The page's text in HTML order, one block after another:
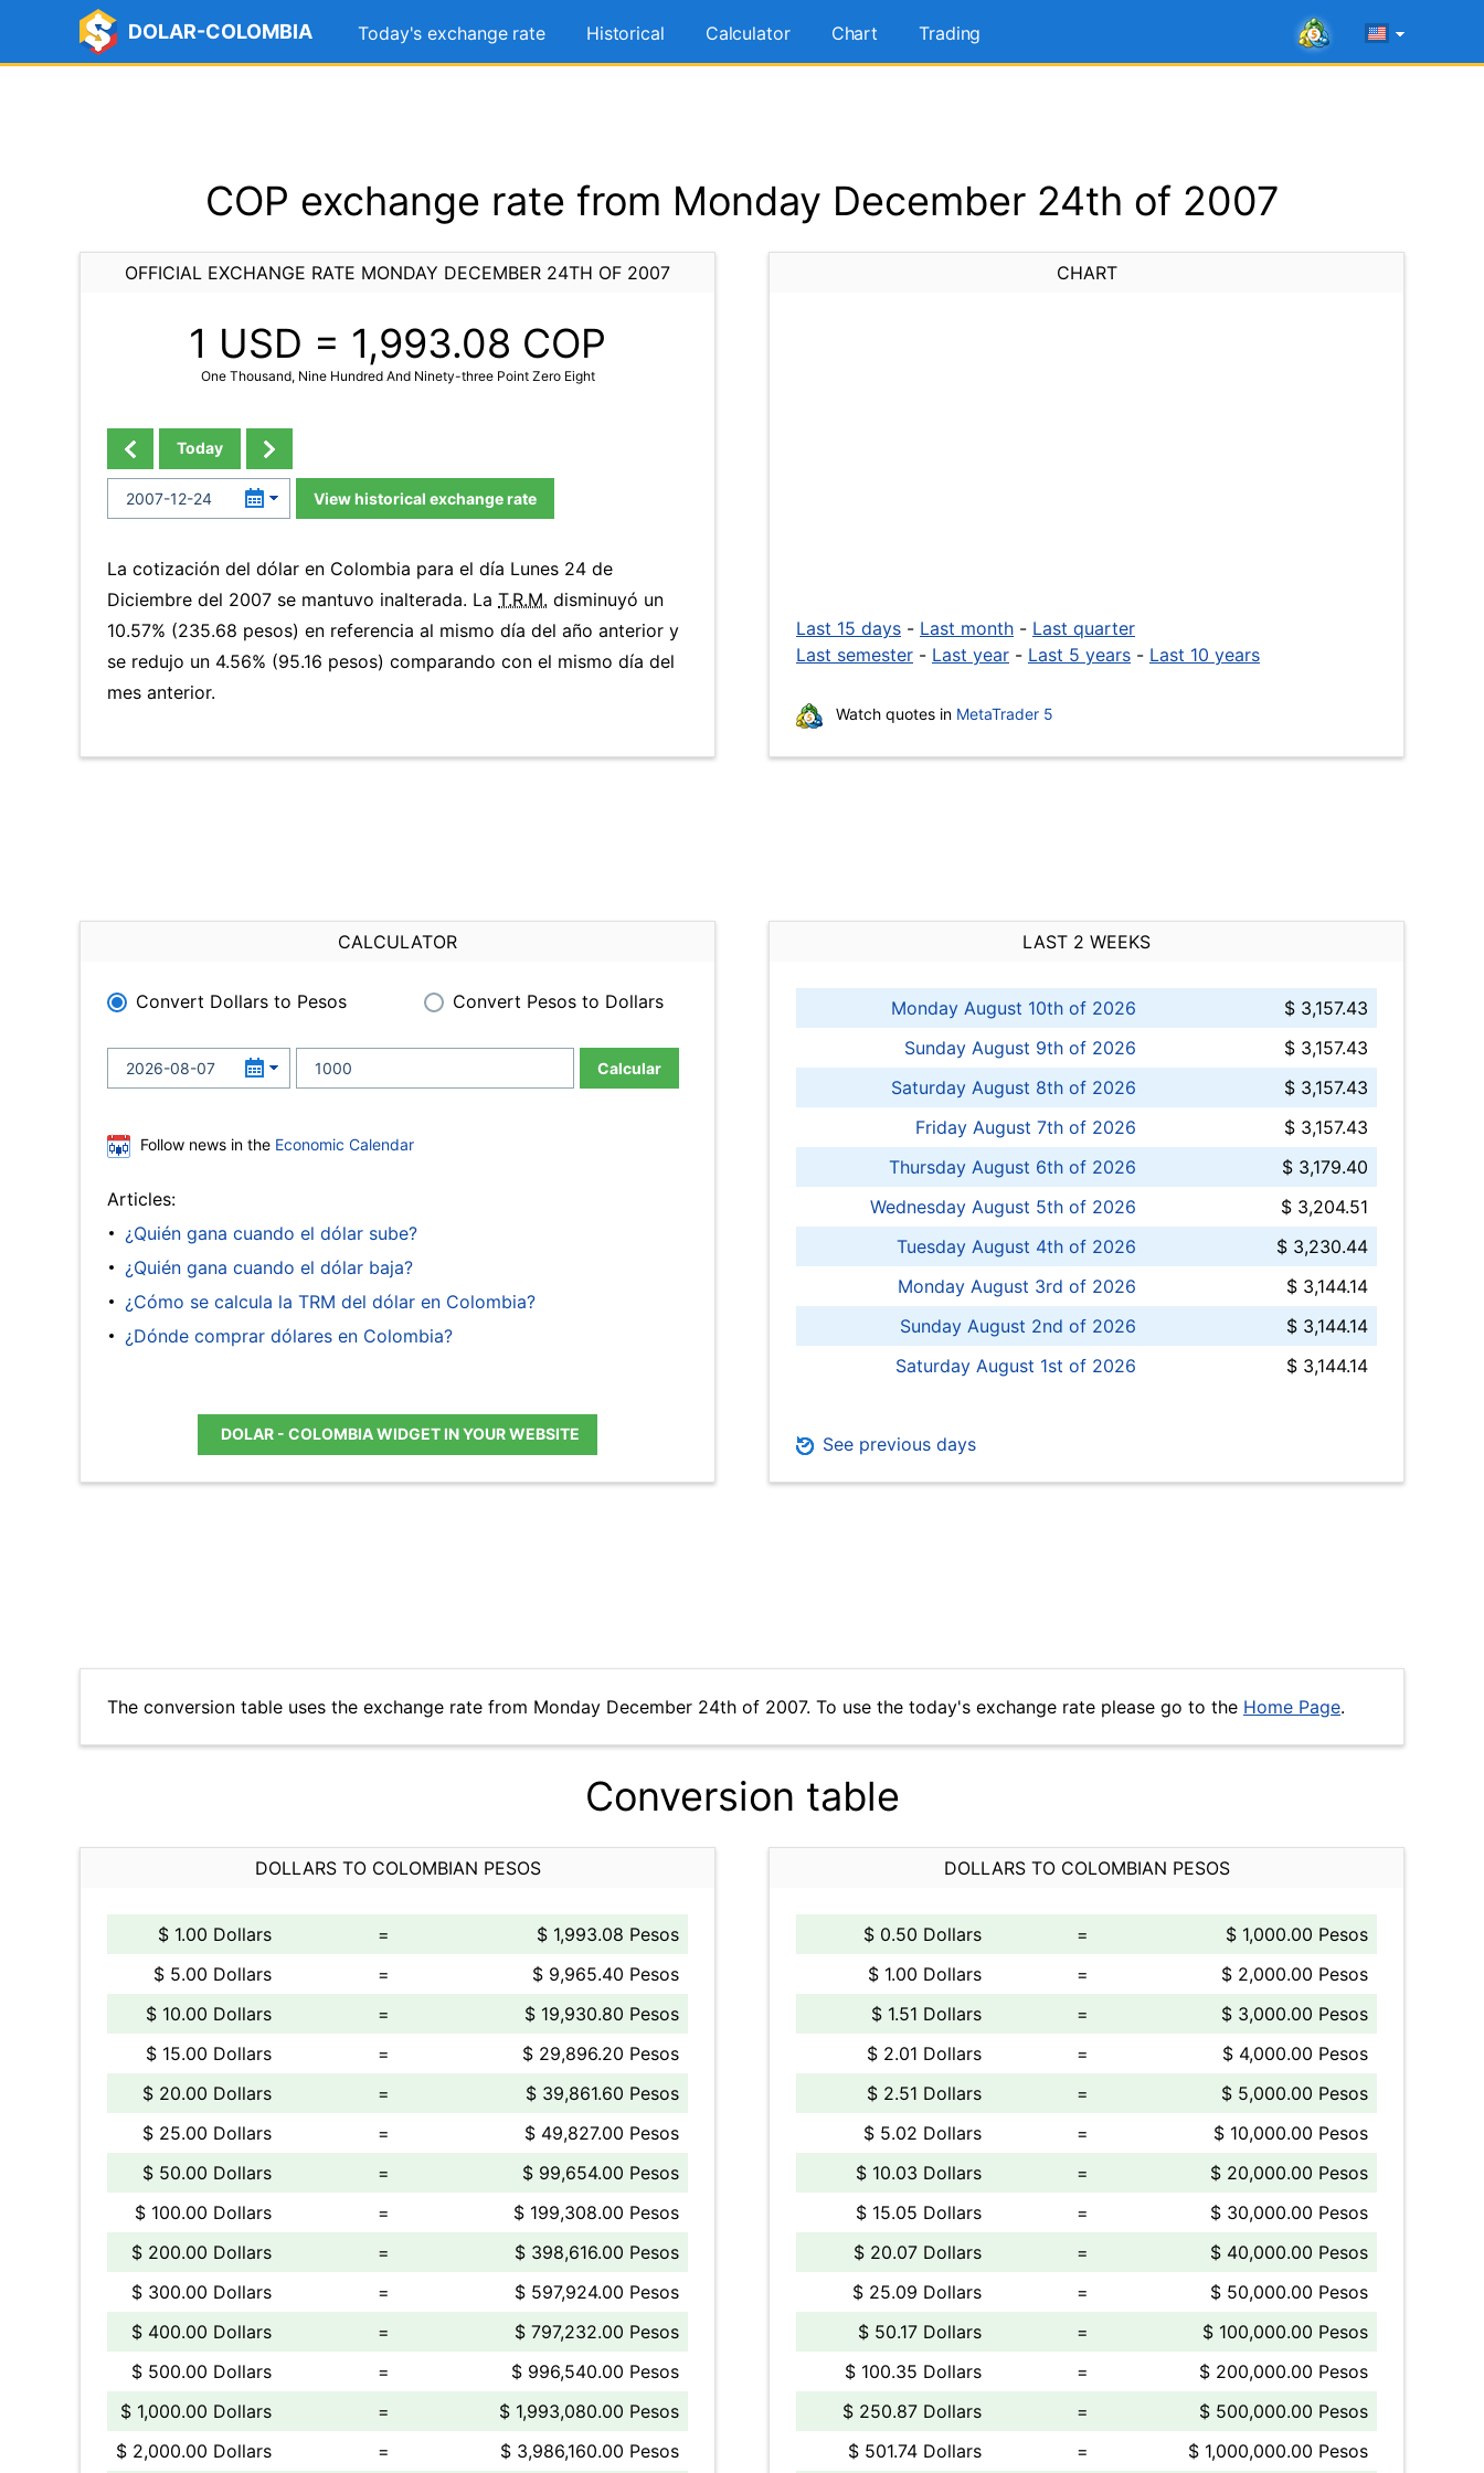
DOLAR-COLOMBIA Today's exchange rate Historical Calculator Chart Trading
COP exchange rate from Monday December 24th of 2007
OFFICIAL EXCHANGE RATE MONDAY DECEMBER 24TH OF 2007
1 USD = 1,993.08 COP
One Thousand, Nine Hundred And Ninety-three Point Zero Eight
Today
View historical exchange rate
La cotización del dólar en Colombia para el día Lunes 24 de
Diciembre del 2007 se mantuvo inalterada. La T.R.M. disminuyó un
10.57% (235.68 pesos) en referencia al mismo día del año anterior y
se redujo un 4.56% (95.16 pesos) comparando con el mismo día del
mes anterior.
CHART
Last 15 days - Last month - Last quarter
Last semester - Last year - Last 5 years - Last 10 years
Watch quotes in MetaTrader 5
CALCULATOR
Convert Dollars to Pesos Convert Pesos to Dollars
Calcular
Follow news in the Economic Calendar
Articles:
¿Quién gana cuando el dólar sube?
¿Quién gana cuando el dólar baja?
¿Cómo se calcula la TRM del dólar en Colombia?
¿Dónde comprar dólares en Colombia?
DOLAR - COLOMBIA WIDGET IN YOUR WEBSITE
LAST 2 WEEKS
Monday August 10th of 2026
$ 3,157.43
Sunday August 9th of 2026
$ 3,157.43
Saturday August 8th of 2026
$ 3,157.43
Friday August 7th of 2026
$ 3,157.43
Thursday August 6th of 2026
$ 3,179.40
Wednesday August 5th of 2026
$ 3,204.51
Tuesday August 4th of 2026
$ 3,230.44
Monday August 3rd of 2026
$ 3,144.14
Sunday August 2nd of 2026
$ 3,144.14
Saturday August 1st of 2026
$ 3,144.14
See previous days
The conversion table uses the exchange rate from Monday December 24th of 2007. To use the today's exchange rate please go to the Home Page.
Conversion table
DOLLARS TO COLOMBIAN PESOS
$ 1.00 Dollars =
$ 1,993.08 Pesos
$ 5.00 Dollars
=
$ 9,965.40 Pesos
$ 10.00 Dollars
=
$ 19,930.80 Pesos
$ 15.00 Dollars
=
$ 29,896.20 Pesos
$ 20.00 Dollars
=
$ 39,861.60 Pesos
$ 25.00 Dollars
=
$ 49,827.00 Pesos
$ 50.00 Dollars
=
$ 99,654.00 Pesos
$ 100.00 Dollars
=
$ 199,308.00 Pesos
$ 200.00 Dollars
=
$ 398,616.00 Pesos
$ 300.00 Dollars
=
$ 597,924.00 Pesos
$ 400.00 Dollars
=
$ 797,232.00 Pesos
$ 500.00 Dollars
=
$ 996,540.00 Pesos
$ 1,000.00 Dollars
=
$ 1,993,080.00 Pesos
$ 2,000.00 Dollars
= $ 3,986,160.00 Pesos
DOLLARS TO COLOMBIAN PESOS
$ 0.50 Dollars =
$ 1,000.00 Pesos
$ 1.00 Dollars
=
$ 2,000.00 Pesos
$ 1.51 Dollars
=
$ 3,000.00 Pesos
$ 2.01 Dollars
=
$ 4,000.00 Pesos
$ 2.51 Dollars
=
$ 5,000.00 Pesos
$ 5.02 Dollars
=
$ 10,000.00 Pesos
$ 10.03 Dollars
=
$ 20,000.00 Pesos
$ 15.05 Dollars
=
$ 30,000.00 Pesos
$ 20.07 Dollars
=
$ 40,000.00 Pesos
$ 25.09 Dollars
=
$ 50,000.00 Pesos
$ 50.17 Dollars
=
$ 100,000.00 Pesos
$ 100.35 Dollars
=
$ 200,000.00 Pesos
$ 250.87 Dollars
=
$ 500,000.00 Pesos
$ 501.74 Dollars
= $ 1,000,000.00 Pesos